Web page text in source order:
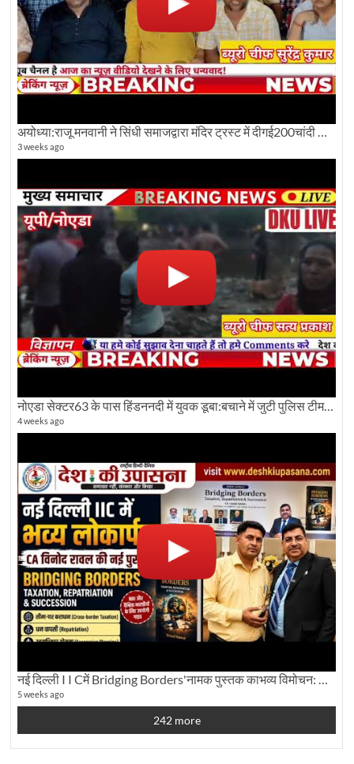
अयोध्या:राजू मनवानी ने सिंधी समाजद्वारा मंदिर ट्रस्ट में दीगई200चांदी की ईंटों पर सवाल का किया विरोध
3 weeks ago
नोएडा सेक्टर63 के पास हिंडननदी में युवक डूबा:बचाने में जुटी पुलिस टीम: देखिए पूरी ग्राउंड रिपोर्टिंग
4 weeks ago
5 weeks ago
242 more